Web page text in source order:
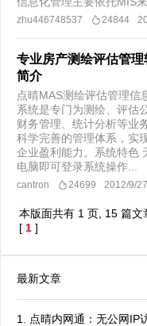
zhu446748537 24844
专业房产测绘评估管
简介
点晴MAS测绘评估管理信
系统是专门为测绘、评估
财务管理、统计分析等业
科学完善的管理体系，实
企业盈利能力。系统特色
电脑即可登录系统操作...
cantron 24699 2012/9/
本版面共有 1 页, 15 篇文
[ 1 ]
最新文章
点晴内网通：无公网IP